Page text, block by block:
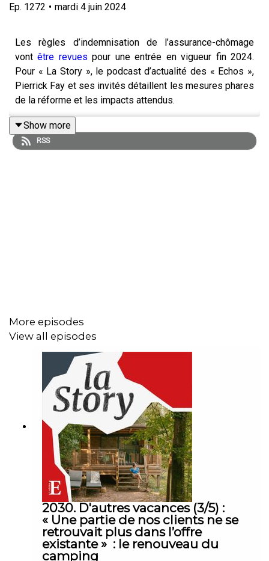
Ep. 1272 • mardi 4 juin 2024
Les règles d’indemnisation de l’assurance-chômage
vontêtre revues pour une entrée en vigueur fin 2024.
Pour « La Story », le podcast d’actualité des « Echos »,
Pierrick Fay et ses invités détaillent les mesures phares
de la réforme et les impacts attendus.
Retrouver l’essentiel de l’actualité économique grâce à
Shutterstock. Sons : 52 minutes, Franceinfo, « Le péril
jeune » (1994), « La Carapate » (1978), « Astérix et
Obélix : Mission Cléopâtre » (2001).
Show more
RSS
More episodes
View all episodes
2030. D'autres vacances (3/5) :
« Une partie de nos clients ne se
retrouvait plus dans l’offre
existante » : le renouveau du
camping